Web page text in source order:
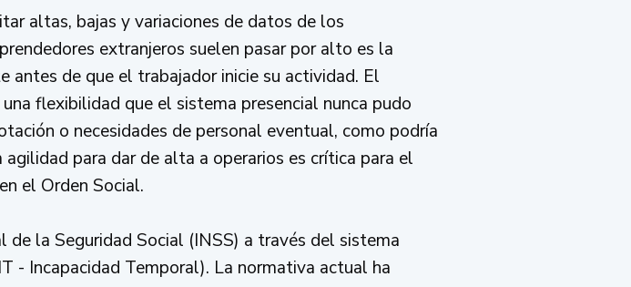
altas, bajas y variaciones de datos de los
extranjeros suelen pasar por alto es la
de que el trabajador inicie su actividad. El
flexibilidad que el sistema presencial nunca pudo
o necesidades de personal eventual, como podría
agilidad para dar de alta a operarios es crítica para el
el Orden Social.
la Seguridad Social (INSS) a través del sistema
- Incapacidad Temporal). La normativa actual ha